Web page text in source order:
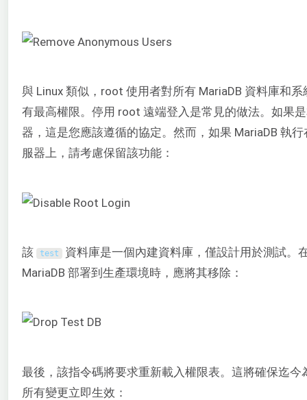
與 Linux 類似，root 使用者對所有 MariaDB 資料庫和系
有最高權限。停用 root 遠端登入是常見的做法。如果
器，這是您應該遵循的協定。然而，如果 MariaDB 執
服器上，請考慮保留該功能：
該 test 資料庫是一個內建資料庫，僅設計用於測試。
MariaDB 部署到生產環境時，應將其移除：
最後，該指令碼將要求重新載入權限表。這將確保迄今
所有變更立即生效：